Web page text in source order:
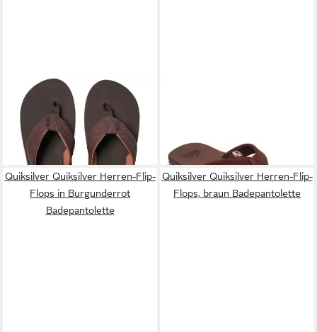
REEF
Reef Herren Voyage
LUX Flipflop, Brown/Brown
Zehentrenner
39,90 €
-17%
Quiksilver Quiksilver Herren-Flip-
Flops in Burgunderrot
Badepantolette
Quiksilver Quiksilver Herren-Flip-
Flops, braun Badepantolette